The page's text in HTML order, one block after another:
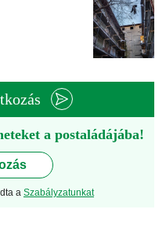
a postaládájába!
a Szabályzatunkat